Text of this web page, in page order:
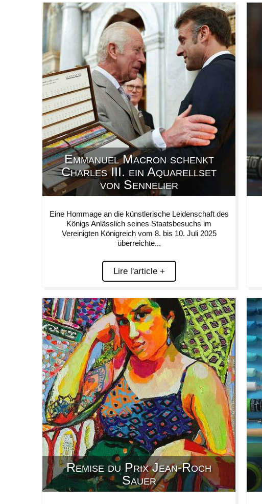
Emmanuel Macron schenkt
Charles III. ein Aquarellset
von Sennelier
Eine Hommage an die künstlerische Leidenschaft des
Königs Anlässlich seines Staatsbesuchs im
Vereinigten Königreich vom 8. bis 10. Juli 2025
überreichte...
Lire l'article +
Remise du Prix Jean-Roch
Sauer